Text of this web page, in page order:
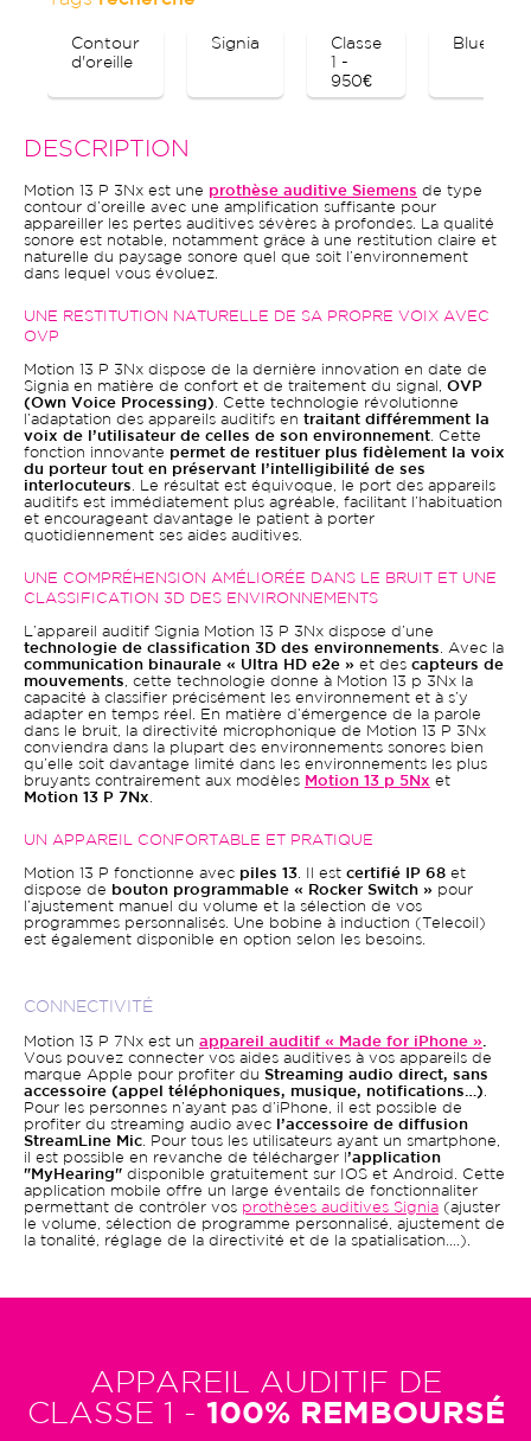
Contour
d'oreille
Signia
Classe
1 -
950€
DESCRIPTION
Motion 13 P 3Nx est une prothèse auditive Siemens de type
contour d’oreille avec une amplification suffisante pour
appareiller les pertes auditives sévères à profondes. La qualité
sonore est notable, notamment grâce à une restitution claire et
naturelle du paysage sonore quel que soit l’environnement
dans lequel vous évoluez.
UNE RESTITUTION NATURELLE DE SA PROPRE VOIX AVEC
OVP
Motion 13 P 3Nx dispose de la dernière innovation en date de
Signia en matière de confort et de traitement du signal, OVP
(Own Voice Processing) . Cette technologie révolutionne
l’adaptation des appareils auditifs en traitant différemment la
voix de l’utilisateur de celles de son environnement . Cette
fonction innovante permet de restituer plus fidèlement la voix
du porteur tout en préservant l’intelligibilité de ses
interlocuteurs . Le résultat est équivoque, le port des appareils
auditifs est immédiatement plus agréable, facilitant l’habituation
et encourageant davantage le patient à porter
quotidiennement ses aides auditives.
UNE COMPRÉHENSION AMÉLIORÉE DANS LE BRUIT ET UNE
CLASSIFICATION 3D DES ENVIRONNEMENTS
L’appareil auditif Signia Motion 13 P 3Nx dispose d’une
technologie de classification 3D des environnements . Avec la
communication binaurale « Ultra HD e2e » et des capteurs de
mouvements , cette technologie donne à Motion 13 p 3Nx la
capacité à classifier précisément les environnement et à s’y
adapter en temps réel. En matière d’émergence de la parole
dans le bruit, la directivité microphonique de Motion 13 P 3Nx
conviendra dans la plupart des environnements sonores bien
qu’elle soit davantage limité dans les environnements les plus
bruyants contrairement aux modèles Motion 13 p 5Nx et
Motion 13 P 7Nx
UN APPAREIL CONFORTABLE ET PRATIQUE
Motion 13 P fonctionne avec piles 13 . Il est certifié IP 68 et
dispose de
bouton programmable « Rocker Switch » pour
l’ajustement manuel du volume et la sélection de vos
programmes personnalisés. Une bobine à induction (Telecoil)
est également disponible en option selon les besoins.
CONNECTIVITÉ
Motion 13 P 7Nx est un appareil auditif « Made for iPhone »
Vous pouvez connecter vos aides auditives à vos appareils de
marque Apple pour profiter du Streaming audio direct, sans
accessoire (appel téléphoniques, musique, notifications…)
Pour les personnes n’ayant pas d’iPhone, il est possible de
profiter du streaming audio avec
l’accessoire de diffusion
StreamLine Mic . Pour tous les utilisateurs ayant un smartphone,
il est possible en revanche de télécharger l ’application
"MyHearing" disponible gratuitement sur IOS et Android. Cette
application mobile offre un large éventails de fonctionnaliter
permettant de contrôler vos prothèses auditives Signia (ajuster
le volume, sélection de programme personnalisé, ajustement de
la tonalité, réglage de la directivité et de la spatialisation….).
APPAREIL AUDITIF DE
CLASSE 1 - 100% REMBOURSÉ